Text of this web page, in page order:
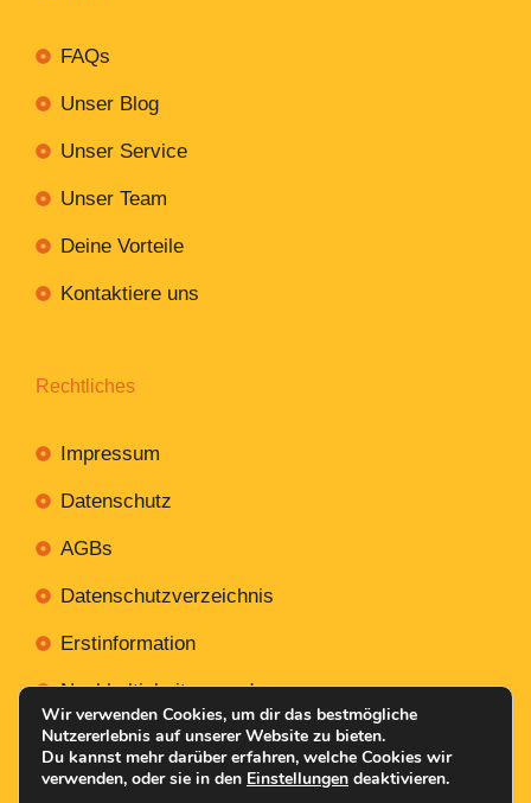
FAQs
Unser Blog
Unser Service
Unser Team
Deine Vorteile
Kontaktiere uns
Rechtliches
Impressum
Datenschutz
AGBs
Datenschutzverzeichnis
Erstinformation
Nachhaltigkeitsverordnung
Wir verwenden Cookies, um dir das bestmögliche
Nutzererlebnis auf unserer Website zu bieten.
Du kannst mehr darüber erfahren, welche Cookies wir
verwenden, oder sie in den Einstellungen deaktivieren.